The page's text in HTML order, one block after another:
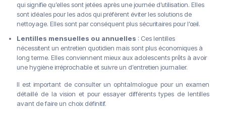
qui signifie qu’elles sont jetées après une journée d’utilisation. Elles
sont idéales pour les ados qui préfèrent éviter les solutions de
nettoyage. Elles sont par conséquent plus sécuritaires pour l’œil.
Lentilles mensuelles ou annuelles : Ces lentilles
nécessitent un entretien quotidien mais sont plus économiques à
long terme. Elles conviennent mieux aux adolescents prêts à avoir
une hygiène irréprochable et suivre un d’entretien journalier.
Il est important de consulter un ophtalmologue pour un examen
détaillé de la vision et pour essayer différents types de lentilles
avant de faire un choix définitif.